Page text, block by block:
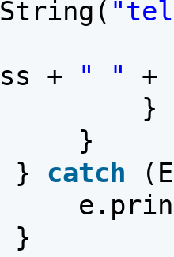
+ " "
+
}
}
} catch
}